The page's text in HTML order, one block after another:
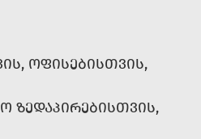
ᲝᲤᲘᲡᲔᲑᲘᲡᲗᲕᲘᲡ,
ᲖᲔᲓᲐᲞᲘᲠᲔᲑᲘᲡᲗᲕᲘᲡ,